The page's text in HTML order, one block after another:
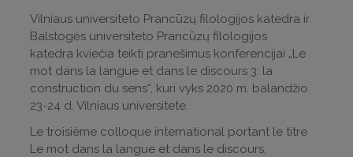
Vilniaus universiteto Prancūzų filologijos katedra ir
Balstogės universiteto Prancūzų filologijos
katedra kviečia teikti pranešimus konferencijai „Le
mot dans la langue et dans le discours 3: la
construction du sens“, kuri vyks 2020 m. balandžio
23-24 d. Vilniaus universitete.
Le troisième colloque international portant le titre
Le mot dans la langue et dans le discours,